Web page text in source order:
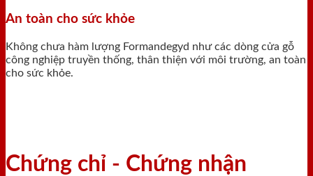
An toàn cho sức khỏe
Không chưa hàm lượng Formandegyd như các dòng cửa gỗ
công nghiệp truyền thống, thân thiện với môi trường, an toàn
cho sức khỏe.
Chứng chỉ - Chứng nhận